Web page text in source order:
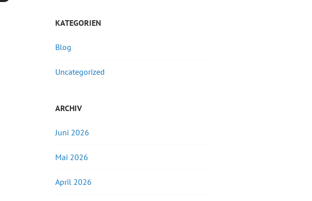
KATEGORIEN
Blog
Uncategorized
ARCHIV
Juni 2026
Mai 2026
April 2026